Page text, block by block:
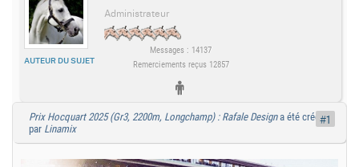
AUTEUR DU SUJET
Administrateur
Messages : 14137
Remerciements reçus 12857
Prix Hocquart 2025 (Gr3, 2200m, Longchamp) : Rafale Designa été créé
par Linamix
#1